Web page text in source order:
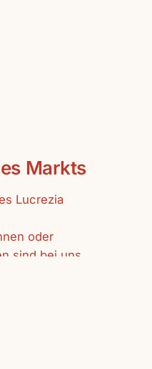
Markts
Lucrezia
oder
sind bei uns